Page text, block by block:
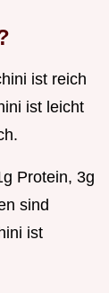
ist reich
ist leicht
Protein, 3g
sind
ist